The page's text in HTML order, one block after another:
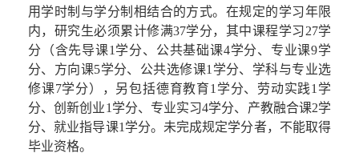
用学时制与学分制相结合的方式。在规定的学习年限
内，研究生必须累计修满37学分， 其中课程学习27学
分（含先导课1 学分、公共基础课4学分、专业课9学
分、方向课5学分、公共选修课1学分、学科与专业选
修课7学分），另包括德育教育1学分、 劳动实践1学
分、创新创业1学分、 专业实习4学分、产教融合课2学
分、就业指导课1学分。 未完成规定学分者，不能取得
毕业资格。